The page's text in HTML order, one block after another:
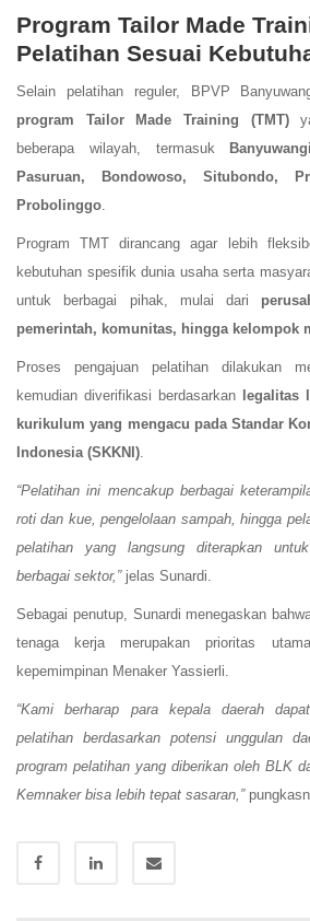
Program Tailor Made
Pelatihan Sesuai
Selain pelatihan reguler, BPVP
program Tailor Made Training (TMT)
beberapa wilayah, termasuk
Pasuruan, Bondowoso, Situbondo,
Probolinggo
Program TMT dirancang agar lebih
kebutuhan spesifik dunia usaha serta
untuk berbagai pihak, mulai dari
pemerintah, komunitas, hingga kelompok
Proses pengajuan pelatihan dilakukan
kemudian diverifikasi berdasarkan
legalitas
kurikulum yang mengacu pada Standar
Indonesia (SKKNI)
“Pelatihan ini mencakup berbagai
roti dan kue, pengelolaan sampah, hingga
pelatihan yang langsung diterapkan
berbagai sektor,”jelas Sunardi.
Sebagai penutup, Sunardi menegaskan
tenaga kerja merupakan prioritas
kepemimpinan Menaker Yassierli.
“Kami berharap para kepala daerah
pelatihan berdasarkan potensi unggulan
program pelatihan yang diberikan oleh BLK
Kemnaker bisa lebih tepat sasaran,”